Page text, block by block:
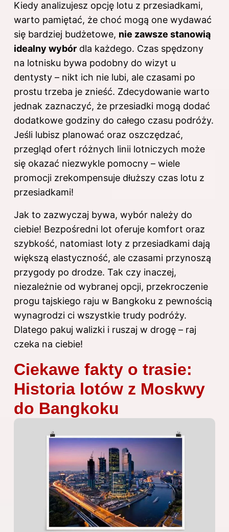
Kiedy analizujesz opcję lotu z przesiadkami,
warto pamiętać, że choć mogą one wydawać
się bardziej budżetowe, nie zawsze stanowią
idealny wybór dla każdego. Czas spędzony
na lotnisku bywa podobny do wizyt u
dentysty – nikt ich nie lubi, ale czasami po
prostu trzeba je znieść. Zdecydowanie warto
jednak zaznaczyć, że przesiadki mogą dodać
dodatkowe godziny do całego czasu podróży.
Jeśli lubisz planować oraz oszczędzać,
przegląd ofert różnych linii lotniczych może
się okazać niezwykle pomocny – wiele
promocji zrekompensuje dłuższy czas lotu z
przesiadkami!
Jak to zazwyczaj bywa, wybór należy do
ciebie! Bezpośredni lot oferuje komfort oraz
szybkość, natomiast loty z przesiadkami dają
większą elastyczność, ale czasami przynoszą
przygody po drodze. Tak czy inaczej,
niezależnie od wybranej opcji, przekroczenie
progu tajskiego raju w Bangkoku z pewnością
wynagrodzi ci wszystkie trudy podróży.
Dlatego pakuj walizki i ruszaj w drogę – raj
czeka na ciebie!
Ciekawe fakty o trasie:
Historia lotów z Moskwy
do Bangkoku